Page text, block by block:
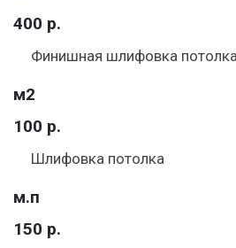
400 р.
Финишная шлифовка потолка
м2
100 р.
Шлифовка потолка
м.п
150 р.